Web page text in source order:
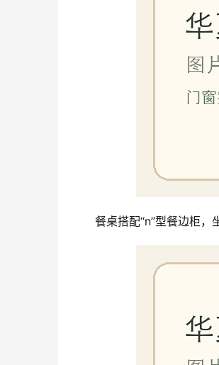
餐桌搭配“n”型餐边柜，